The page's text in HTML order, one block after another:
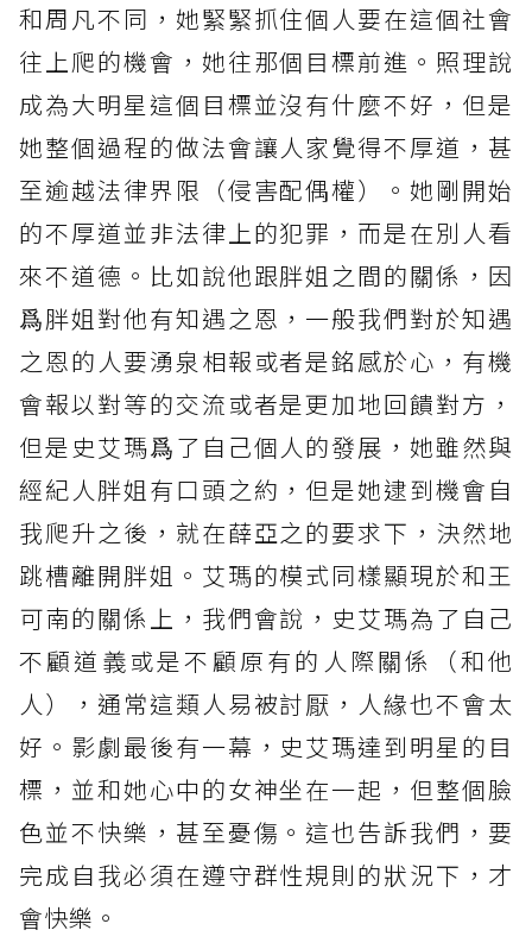
和周凡不同，她緊緊抓住個人要在這個社會
往上爬的機會，她往那個目標前進。照理說
成為大明星這個目標並沒有什麼不好，但是
她整個過程的做法會讓人家覺得不厚道，甚
至逾越法律界限（侵害配偶權）。她剛開始
的不厚道並非法律上的犯罪，而是在別人看
來不道德。比如說他跟胖姐之間的關係，因
爲胖姐對他有知遇之恩，一般我們對於知遇
之恩的人要湧泉相報或者是銘感於心，有機
會報以對等的交流或者是更加地回饋對方，
但是史艾瑪爲了自己個人的發展，她雖然與
經紀人胖姐有口頭之約，但是她逮到機會自
我爬升之後，就在薛亞之的要求下，決然地
跳槽離開胖姐。艾瑪的模式同樣顯現於和王
可南的關係上，我們會說，史艾瑪為了自己
不顧道義或是不顧原有的人際關係（和他
人），通常這類人易被討厭，人緣也不會太
好。影劇最後有一幕，史艾瑪達到明星的目
標，並和她心中的女神坐在一起，但整個臉
色並不快樂，甚至憂傷。這也告訴我們，要
完成自我必須在遵守群性規則的狀況下，才
會快樂。